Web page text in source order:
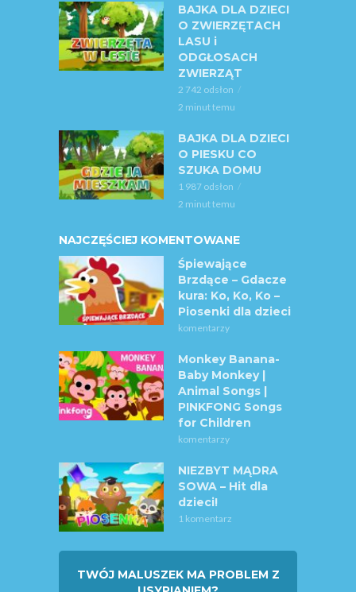
BAJKA DLA DZIECI
O ZWIERZĘTACH
LASU i
ODGŁOSACH
ZWIERZĄT
2 742 odsłon
2 minut temu
BAJKA DLA DZIECI
O PIESKU CO
SZUKA DOMU
1 987 odsłon
2 minut temu
NAJCZĘŚCIEJ KOMENTOWANE
Śpiewające
Brzdące – Gdacze
kura: Ko, Ko, Ko –
Piosenki dla dzieci
komentarzy
Monkey Banana-
Baby Monkey |
Animal Songs |
PINKFONG Songs
for Children
komentarzy
NIEZBYT MĄDRA
SOWA – Hit dla
dzieci!
1 komentarz
TWÓJ MALUSZEK MA PROBLEM Z